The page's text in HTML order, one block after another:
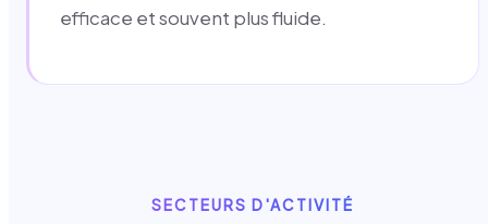
efficace et souvent plus fluide.
SECTEURS D'ACTIVITÉ